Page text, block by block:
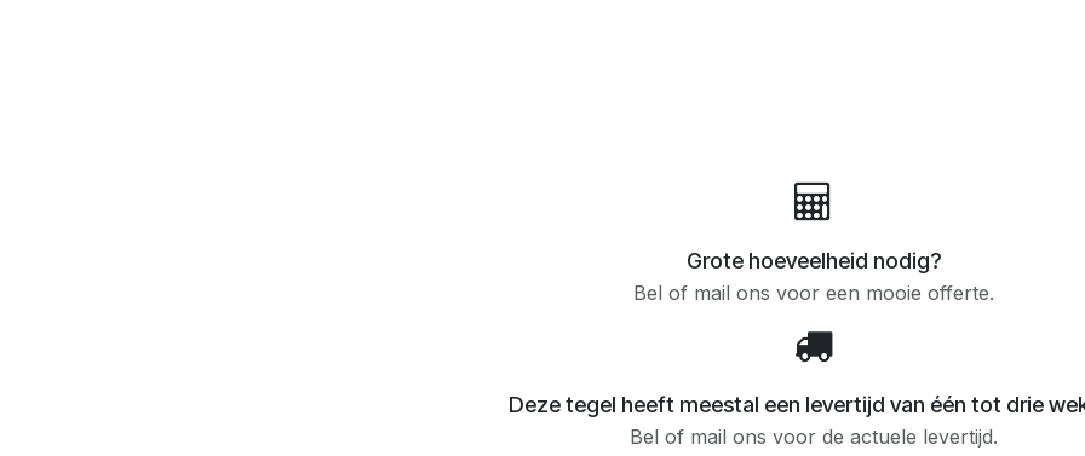
Grote hoeveelheid nodig?
Bel of mail ons voor een mooie offerte.
Deze tegel heeft meestal een levertijd van één tot drie
Bel of mail ons voor de actuele levertijd.